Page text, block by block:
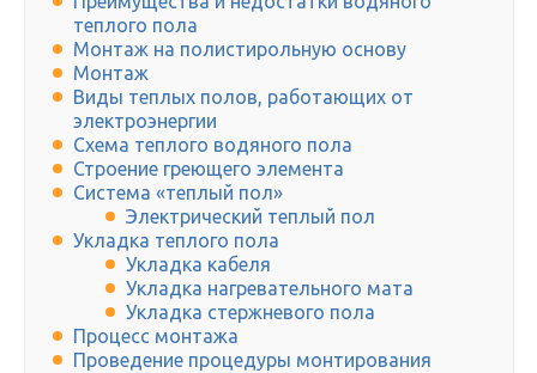
теплого пола
Монтаж на полистирольную основу
Монтаж
Виды теплых полов, работающих от
электроэнергии
Схема теплого водяного пола
Строение греющего элемента
Система «теплый пол»
Электрический теплый пол
Укладка теплого пола
Укладка кабеля
Укладка нагревательного мата
Укладка стержневого пола
Процесс монтажа
Проведение процедуры монтирования